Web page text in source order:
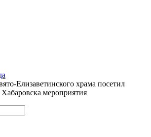
Елизаветинского храма посетил
мероприятия